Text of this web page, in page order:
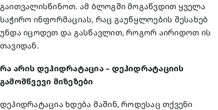
გაითვალისწინოთ. ამ ბლოგში მოგაწვდით ყველა
საჭირო ინფორმაციას, რაც გაუწყლოების შესახებ
უნდა იცოდეთ და გასწავლით, როგორ აირიდოთ ის
თავიდან.
რა არის დეჰიდრატაცია – დეჰიდრატაციის
გამომწვევი მიზეზები
დეჰიდრატაცია ხდება მაშინ, როდესაც თქვენი